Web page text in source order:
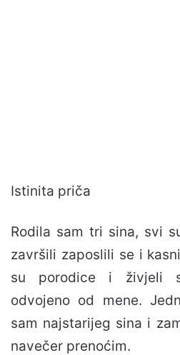
Istinita priča
Rodila sam tri sina, svi
završili zaposlili se i
su porodice i živjeli
odvojeno od mene.
sam najstarijeg sina i
navečer prenoćim.